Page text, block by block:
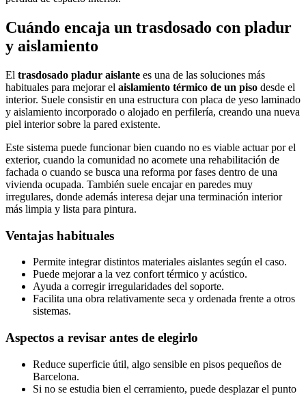
Cuándo encaja un trasdosado con pladur
y aislamiento
El trasdosado pladur aislante es una de las soluciones más
habituales para mejorar el aislamiento térmico de un piso desde el
interior. Suele consistir en una estructura con placa de yeso laminado
y aislamiento incorporado o alojado en perfilería, creando una nueva
piel interior sobre la pared existente.
Este sistema puede funcionar bien cuando no es viable actuar por el
exterior, cuando la comunidad no acomete una rehabilitación de
fachada o cuando se busca una reforma por fases dentro de una
vivienda ocupada. También suele encajar en paredes muy
irregulares, donde además interesa dejar una terminación interior
más limpia y lista para pintura.
Ventajas habituales
Permite integrar distintos materiales aislantes según el caso.
Puede mejorar a la vez confort térmico y acústico.
Ayuda a corregir irregularidades del soporte.
Facilita una obra relativamente seca y ordenada frente a otros
sistemas.
Aspectos a revisar antes de elegirlo
Reduce superficie útil, algo sensible en pisos pequeños de
Barcelona.
Si no se estudia bien el cerramiento, puede desplazar el punto